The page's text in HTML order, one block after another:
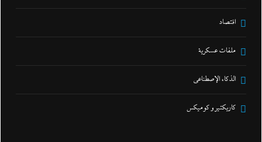
اقتصاد
ملفات عسكرية
الذكاء الإصطناعي
كاريكتير و كوميكس